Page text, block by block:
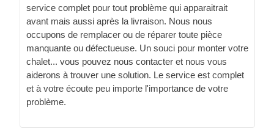
service complet pour tout problème qui apparaitrait
avant mais aussi après la livraison. Nous nous
occupons de remplacer ou de réparer toute pièce
manquante ou défectueuse. Un souci pour monter votre
chalet... vous pouvez nous contacter et nous vous
aiderons à trouver une solution. Le service est complet
et à votre écoute peu importe l'importance de votre
problème.